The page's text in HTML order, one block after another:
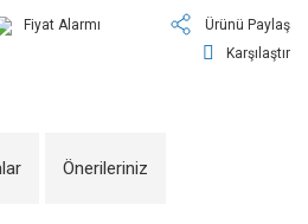
Fiyat Alarmı
Ürünü Paylaş
Karşılaştır
Önerileriniz